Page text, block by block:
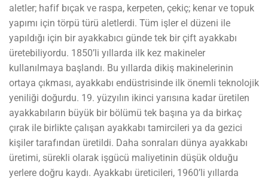
aletler; hafif bıçak ve raspa, kerpeten, çekiç; kenar ve topuk
yapımı için törpü türü aletlerdi. Tüm işler el düzeni ile
yapıldığı için bir ayakkabıcı günde tek bir çift ayakkabı
üretebiliyordu. 1850’li yıllarda ilk kez makineler
kullanılmaya başlandı. Bu yıllarda dikiş makinelerinin
ortaya çıkması, ayakkabı endüstrisinde ilk önemli teknolojik
yeniliği doğurdu. 19. yüzyılın ikinci yarısına kadar üretilen
ayakkabıların büyük bir bölümü tek başına ya da birkaç
çırak ile birlikte çalışan ayakkabı tamircileri ya da gezici
kişiler tarafından üretildi. Daha sonraları dünya ayakkabı
üretimi, sürekli olarak işgücü maliyetinin düşük olduğu
yerlere doğru kaydı. Ayakkabı üreticileri, 1960’li yıllarda